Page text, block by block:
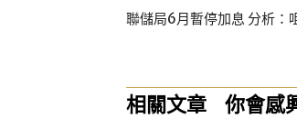
聯儲局6月暫停加息 分析：
相關文章 你會感